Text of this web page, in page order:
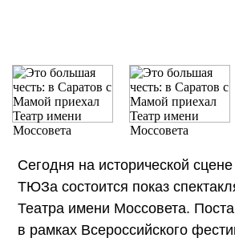
Сегодня на исторической
ТЮЗа состоится показ
Театра имени Моссовета.
в рамках Всероссийского